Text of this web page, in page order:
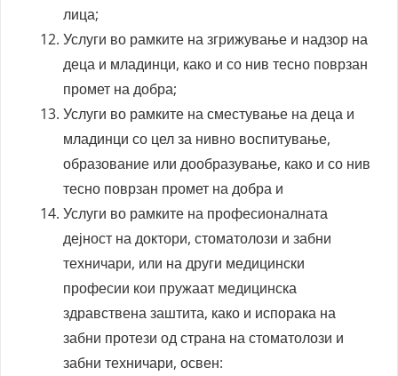
лица;
Услуги во рамките на згрижување и надзор на
деца и младинци, како и со нив тесно поврзан
промет на добра;
Услуги во рамките на сместување на деца и
младинци со цел за нивно воспитување,
образование или дообразување, како и со нив
тесно поврзан промет на добра и
Услуги во рамките на професионалната
дејност на доктори, стоматолози и забни
техничари, или на други медицински
професии кои пружаат медицинска
здравствена заштита, како и испорака на
забни протези од страна на стоматолози и
забни техничари, освен: